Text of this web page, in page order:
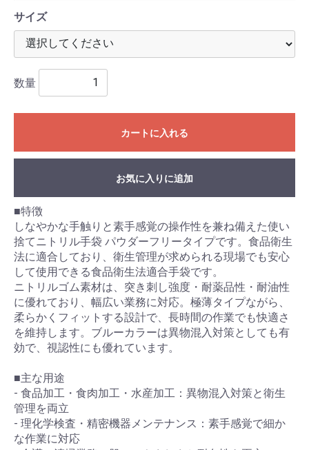
サイズ
数量
カートに入れる
お気に入りに追加
■特徴
しなやかな手触りと素手感覚の操作性を兼ね備えた使い
捨てニトリル手袋 パウダーフリータイプです。食品衛生
法に適合しており、衛生管理が求められる現場でも安心
して使用できる食品衛生法適合手袋です。
ニトリルゴム素材は、突き刺し強度・耐薬品性・耐油性
に優れており、幅広い業務に対応。極薄タイプながら、
柔らかくフィットする設計で、長時間の作業でも快適さ
を維持します。ブルーカラーは異物混入対策としても有
効で、視認性にも優れています。
■主な用途
- 食品加工・食肉加工・水産加工：異物混入対策と衛生
管理を両立
- 理化学検査・精密機器メンテナンス：素手感覚で細か
な作業に対応